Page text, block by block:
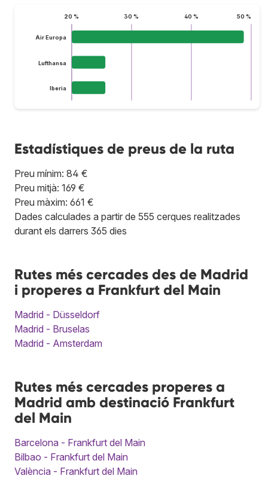
20 % 30 % 40 % 50 %
Air Europa
Lufthansa
Iberia
Estadístiques de preus de la ruta
Preu mínim: 84 €
Preu mitjà: 169 €
Preu màxim: 661 €
Dades calculades a partir de 555 cerques realitzades
durant els darrers 365 dies
Rutes més cercades des de Madrid
i properes a Frankfurt del Main
Madrid - Düsseldorf
Madrid - Bruselas
Madrid - Amsterdam
Rutes més cercades properes a
Madrid amb destinació Frankfurt
del Main
Barcelona - Frankfurt del Main
Bilbao - Frankfurt del Main
València - Frankfurt del Main